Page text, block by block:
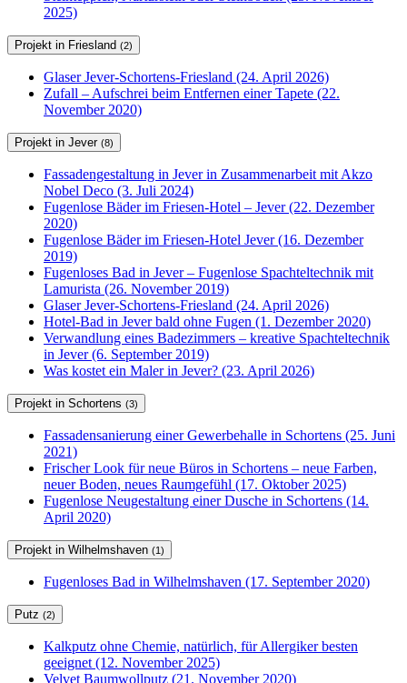
2025)
Projekt in Friesland (2)
Glaser Jever-Schortens-Friesland (24. April 2026)
Zufall – Aufschrei beim Entfernen einer Tapete (22.
November 2020)
Projekt in Jever (8)
Fassadengestaltung in Jever in Zusammenarbeit mit Akzo
Nobel Deco (3. Juli 2024)
Fugenlose Bäder im Friesen-Hotel – Jever (22. Dezember
2020)
Fugenlose Bäder im Friesen-Hotel Jever (16. Dezember
2019)
Fugenloses Bad in Jever – Fugenlose Spachteltechnik mit
Lamurista (26. November 2019)
Glaser Jever-Schortens-Friesland (24. April 2026)
Hotel-Bad in Jever bald ohne Fugen (1. Dezember 2020)
Verwandlung eines Badezimmers – kreative Spachteltechnik
in Jever (6. September 2019)
Was kostet ein Maler in Jever? (23. April 2026)
Projekt in Schortens (3)
Fassadensanierung einer Gewerbehalle in Schortens (25. Juni
2021)
Frischer Look für neue Büros in Schortens – neue Farben,
neuer Boden, neues Raumgefühl (17. Oktober 2025)
Fugenlose Neugestaltung einer Dusche in Schortens (14.
April 2020)
Projekt in Wilhelmshaven (1)
Fugenloses Bad in Wilhelmshaven (17. September 2020)
Putz (2)
Kalkputz ohne Chemie, natürlich, für Allergiker besten
geeignet (12. November 2025)
Velvet Baumwollputz (21. November 2020)